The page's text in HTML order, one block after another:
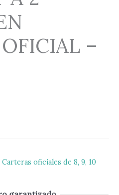
–
Carteras oficiales de 8, 9, 10